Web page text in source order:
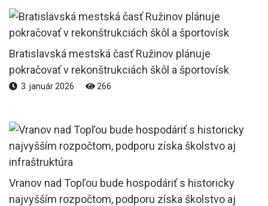
Bratislavská mestská časť Ružinov plánuje
pokračovať v rekonštrukciách škôl a športovísk
3. január 2026 266
Vranov nad Topľou bude hospodáriť s historicky
najvyšším rozpočtom, podporu získa školstvo aj